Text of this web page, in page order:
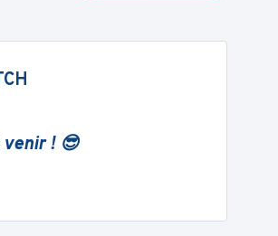
venir ! 😎